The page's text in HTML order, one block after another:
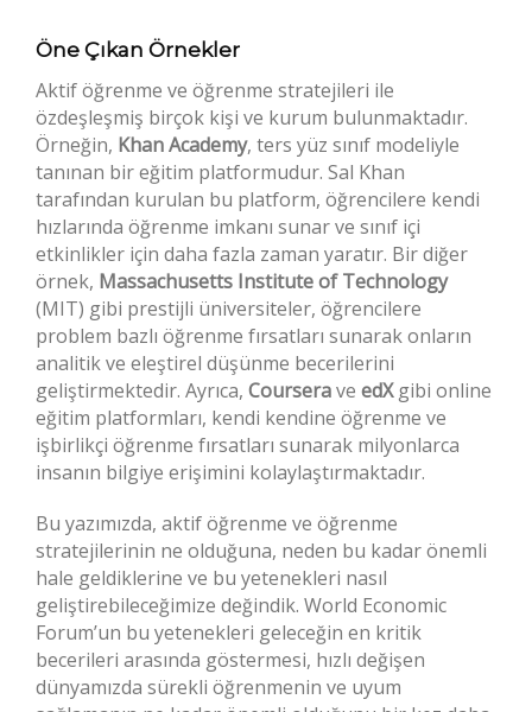
Öne Çıkan Örnekler
Aktif öğrenme ve öğrenme stratejileri ile
özdeşleşmiş birçok kişi ve kurum bulunmaktadır.
Örneğin, Khan Academy, ters yüz sınıf modeliyle
tanınan bir eğitim platformudur. Sal Khan
tarafından kurulan bu platform, öğrencilere kendi
hızlarında öğrenme imkanı sunar ve sınıf içi
etkinlikler için daha fazla zaman yaratır. Bir diğer
örnek, Massachusetts Institute of Technology
(MIT) gibi prestijli üniversiteler, öğrencilere
problem bazlı öğrenme fırsatları sunarak onların
analitik ve eleştirel düşünme becerilerini
geliştirmektedir. Ayrıca, Courserave edXgibi online
eğitim platformları, kendi kendine öğrenme ve
işbirlikçi öğrenme fırsatları sunarak milyonlarca
insanın bilgiye erişimini kolaylaştırmaktadır.
Bu yazımızda, aktif öğrenme ve öğrenme
stratejilerinin ne olduğuna, neden bu kadar önemli
hale geldiklerine ve bu yetenekleri nasıl
geliştirebileceğimize değindik. World Economic
Forum’un bu yetenekleri geleceğin en kritik
becerileri arasında göstermesi, hızlı değişen
dünyamızda sürekli öğrenmenin ve uyum